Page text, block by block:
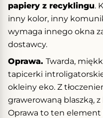
papiery z recyklingu.
inny kolor, inny
wymaga innego okna
dostawcy.
Oprawa. Twarda,
tapicerki
okleiny eko. Z
grawerowaną blaszką,
Oprawa to ten element